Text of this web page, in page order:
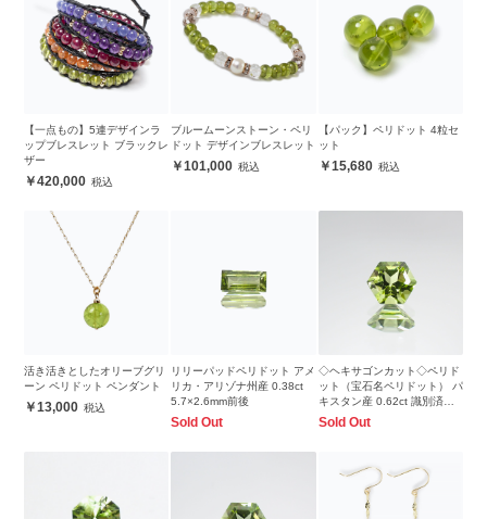
【一点もの】5連デザインラ
ップブレスレット ブラックレ
ザー
420,000
ブルームーンストーン・ペリ
ドット デザインブレスレット
101,000
【パック】ペリドット 4粒セ
ット
15,680
活き活きとしたオリーブグリ
ーン ペリドット ペンダント
13,000
リリーパッドペリドット アメ
リカ・アリゾナ州産 0.38ct
5.7×2.6mm前後
Sold Out
◇ヘキサゴンカット◇ペリド
ット（宝石名ペリドット） パ
キスタン産 0.62ct 識別済
4.9×4.8mm前後
Sold Out